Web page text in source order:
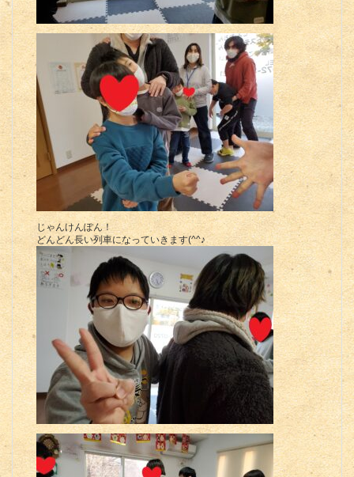
じゃんけんぽん！
どんどん長い列車になっていきます(^^♪